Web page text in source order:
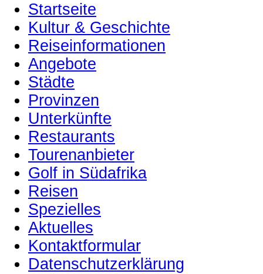
Startseite
Kultur & Geschichte
Reiseinformationen
Angebote
Städte
Provinzen
Unterkünfte
Restaurants
Tourenanbieter
Golf in Südafrika
Reisen
Spezielles
Aktuelles
Kontaktformular
Datenschutzerklärung